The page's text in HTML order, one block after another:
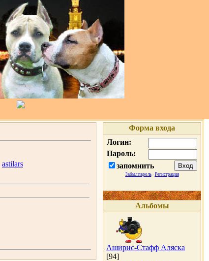
astilars
Форма входа
Логин:
Пароль:
запомнить
Забыл пароль· Регистрация
Альбомы
Аширис-Стафф Аляска
[94]